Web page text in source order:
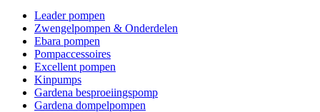
Leader pompen
Zwengelpompen & Onderdelen
Ebara pompen
Pompaccessoires
Excellent pompen
Kinpumps
Gardena besproeiingspomp
Gardena dompelpompen